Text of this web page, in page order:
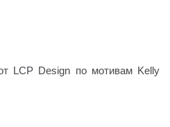
LCP Design по мотивам Kelly